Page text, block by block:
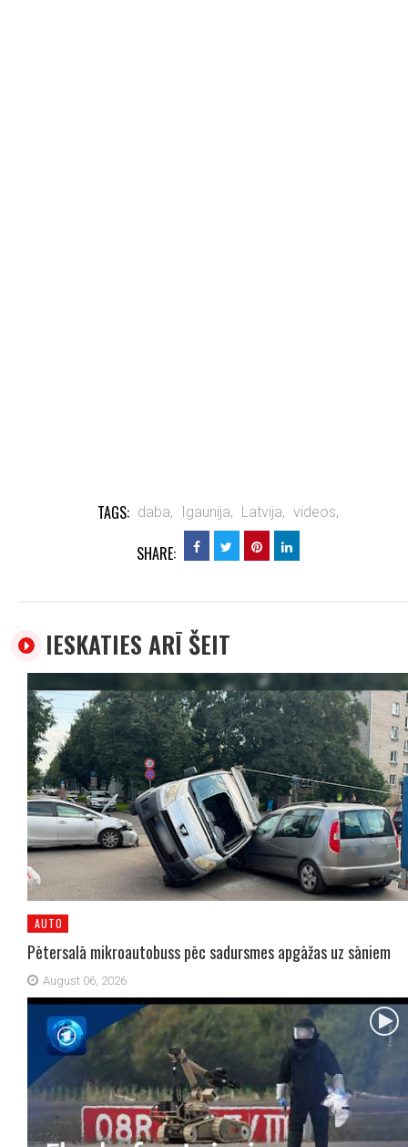
TAGS: daba, Igaunija, Latvija, videos,
SHARE:
IESKATIES ARĪ ŠEIT
AUTO
Pētersalā mikroautobuss pēc sadursmes apgāžas uz sāniem
August 06, 2026